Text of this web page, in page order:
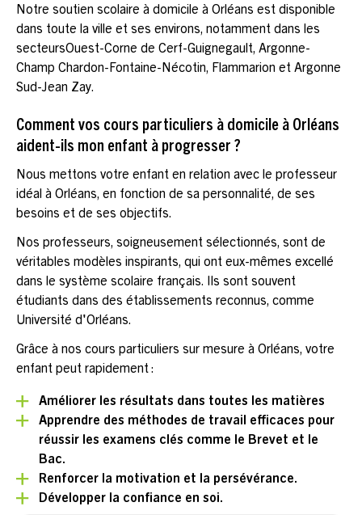
Notre soutien scolaire à domicile à Orléans est disponible
dans toute la ville et ses environs, notamment dans les
secteursOuest-Corne de Cerf-Guignegault, Argonne-
Champ Chardon-Fontaine-Nécotin, Flammarion et Argonne
Sud-Jean Zay.
Comment vos cours particuliers à domicile à Orléans
aident-ils mon enfant à progresser ?
Nous mettons votre enfant en relation avec le professeur
idéal à Orléans, en fonction de sa personnalité, de ses
besoins et de ses objectifs.
Nos professeurs, soigneusement sélectionnés, sont de
véritables modèles inspirants, qui ont eux-mêmes excellé
dans le système scolaire français. Ils sont souvent
étudiants dans des établissements reconnus, comme
Université d'Orléans.
Grâce à nos cours particuliers sur mesure à Orléans, votre
enfant peut rapidement :
Améliorer les résultats dans toutes les matières
Apprendre des méthodes de travail efficaces pour
réussir les examens clés comme le Brevet et le
Bac.
Renforcer la motivation et la persévérance.
Développer la confiance en soi.